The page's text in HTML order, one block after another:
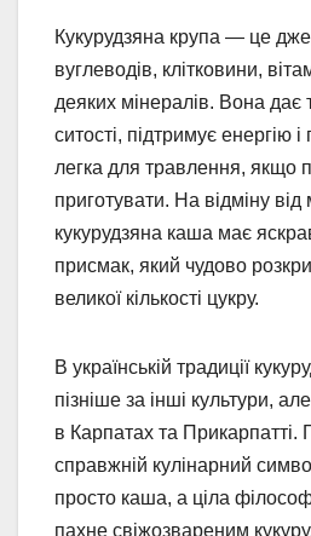
Кукурудзяна крупа — це
вуглеводів, клітковини,
деяких мінералів. Вона дає
ситості, підтримує енергію
легка для травлення, якщо
приготувати. На відміну від
кукурудзяна каша має
присмак, який чудово
великої кількості цукру.
В українській традиції
пізніше за інші культури,
в Карпатах та Прикарпатті.
справжній кулінарний
просто каша, а ціла
пахне свіжозвареним